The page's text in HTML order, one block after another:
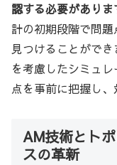
認する必要がありま
計の初期段階で問
見つけることがで
を考慮したシミュ
点を事前に把握し、
AM技術とト
スの革新